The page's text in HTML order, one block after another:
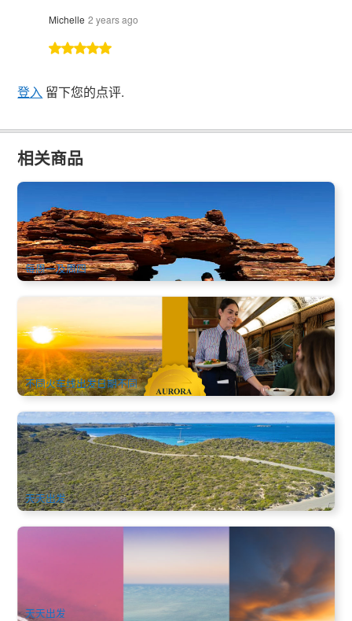
Michelle 2 years ago
登入 留下您的点评.
相关商品
阵) 中文
1.8k 已预订
AUD $981.00
PER09075
每周一及周四
澳洲首创移动式铁路总统套房｜Aurora Australis 2026 全新登
场 (3~5天极境奢华火车之旅)
16 已预订
AUD $10,240.00 $10,490.00
ADL10779
不同火车线出发日期不同
罗特尼斯特岛 | 随上随下巴士通行票和渡轮一日套票
518 已预订
AUD $118.00 $120.00
PER09331
天天出发
店长推荐 | 西澳珀斯8天中文游(仙境粉红湖+玛格莉特河+波浪
$ 1,668.00
PER09057
天天出发